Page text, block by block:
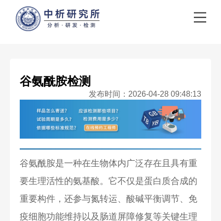
谷氨酰胺检测
发布时间：2026-04-28 09:48:13
谷氨酰胺是一种在生物体内广泛存在且具有重
要生理活性的氨基酸。它不仅是蛋白质合成的
重要构件，还参与氮转运、酸碱平衡调节、免
疫细胞功能维持以及肠道屏障修复等关键生理